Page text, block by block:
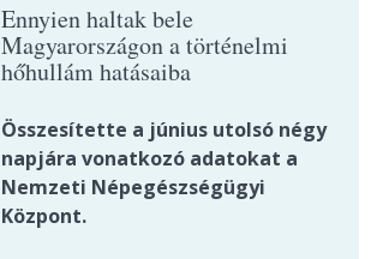
Ennyien haltak bele
Magyarországon a történelmi
hőhullám hatásaiba
Összesítette a június utolsó négy
napjára vonatkozó adatokat a
Nemzeti Népegészségügyi
Központ.